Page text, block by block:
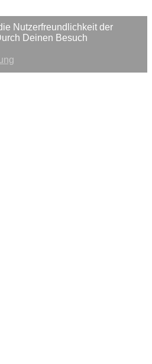
Nutzerfreundlichkeit der
Deinen Besuch